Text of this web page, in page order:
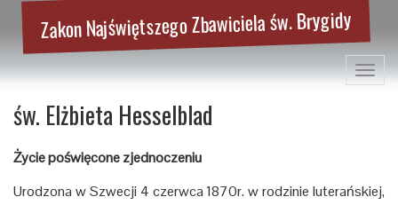
Zakon Najświętszego Zbawiciela św. Brygidy
św. Elżbieta Hesselblad
Życie poświęcone zjednoczeniu
Urodzona w Szwecji 4 czerwca 1870r. w rodzinie luterańskiej,